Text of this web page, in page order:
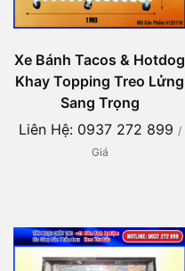
Xe Bánh Tacos & Hotdog
Khay Topping Treo Lửng
Sang Trọng
Liên Hệ: 0937 272 899 /
Giá